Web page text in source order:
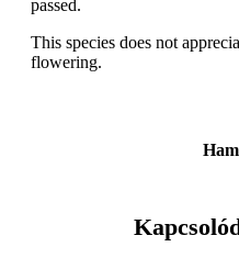
passed.
This species does not
flowering.